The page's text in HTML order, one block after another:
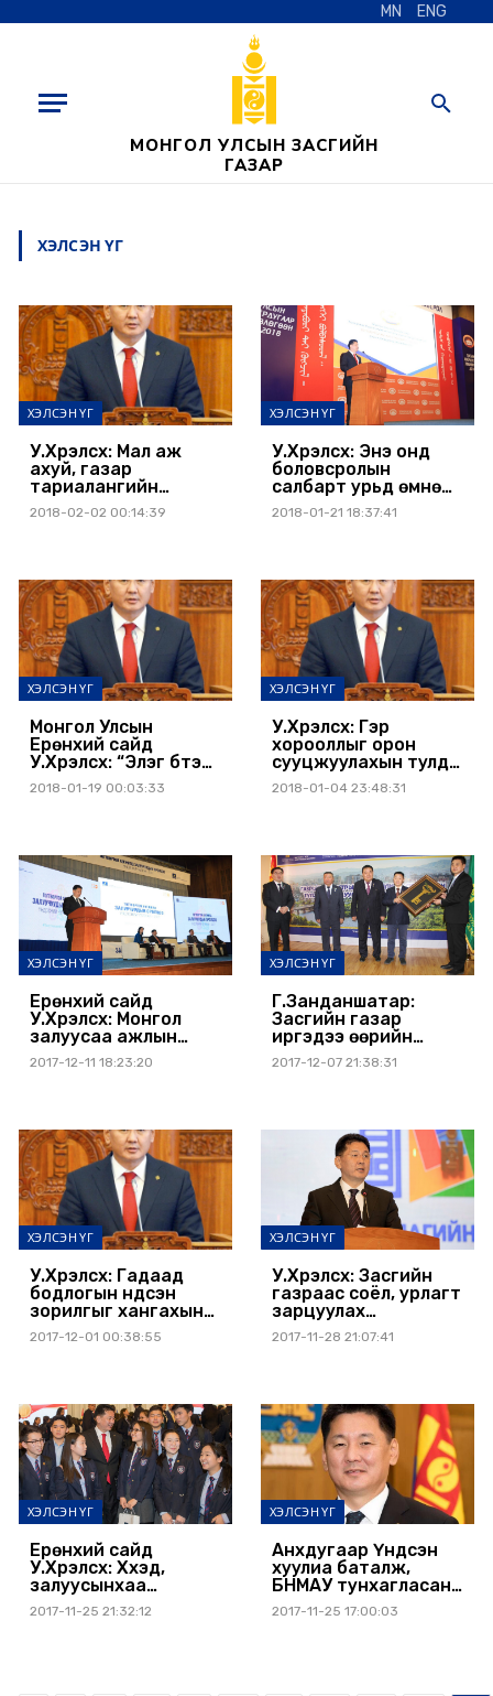
MN ENG
МОНГОЛ УЛСЫН ЗАСГИЙН
ГАЗАР
ХЭЛСЭН ҮГ
ХЭЛСЭН ҮГ
У.Хүрэлсүх: Мал аж
ахуй, газар
тариалангийн
салбарын хөгжлийн
зорилтуудыг бүрэн
ажиллана
2018-02-02 00:14:39
ХЭЛСЭН ҮГ
У.Хүрэлсүх: Энэ онд
боловсролын
салбарт урьд өмнө
байгаагүй их
хэмжээний бүтээн
2018-01-21 18:37:41
ХЭЛСЭН ҮГ
Монгол Улсын
Ерөнхий сайд
У.Хүрэлсүх: “Элэг бүтэн
Монгол”
хөтөлбөрийн
2018-01-19 00:03:33
ХЭЛСЭН ҮГ
У.Хүрэлсүх: Гэр
хорооллыг орон
сууцжуулахын тулд
ипотекийн зээлийг
үргэлжлүүлнэ
2018-01-04 23:48:31
ХЭЛСЭН ҮГ
Ерөнхий сайд
У.Хүрэлсүх: Монгол
залуусаа ажлын
байраар хангаж,
гадаадаас авдаг
2017-12-11 18:23:20
ХЭЛСЭН ҮГ
Г.Занданшатар:
Засгийн газар
иргэдээ өөрийн
өмчийн газрын
мэдээллээ гар
2017-12-07 21:38:31
ХЭЛСЭН ҮГ
У.Хүрэлсүх: Гадаад
бодлогын үндсэн
зорилгыг хангахын
төлөө манай Засгийн
газар ажиллах
2017-12-01 00:38:55
ХЭЛСЭН ҮГ
У.Хүрэлсүх: Засгийн
газраас соёл, урлагт
зарцуулах
санхүүжилтийг
нэмэгдүүлэхэд онцгой
2017-11-28 21:07:41
ХЭЛСЭН ҮГ
Ерөнхий сайд
У.Хүрэлсүх: Хүүхэд,
залуусынхаа
ирээдүйд хувь нэмэр
болох үйл ажиллагаа,
2017-11-25 21:32:12
ХЭЛСЭН ҮГ
Анхдугаар Үндсэн
хуулиа баталж,
БНМАУ тунхагласан
ойн өдрийг
тохиолдуулан
2017-11-25 17:00:03